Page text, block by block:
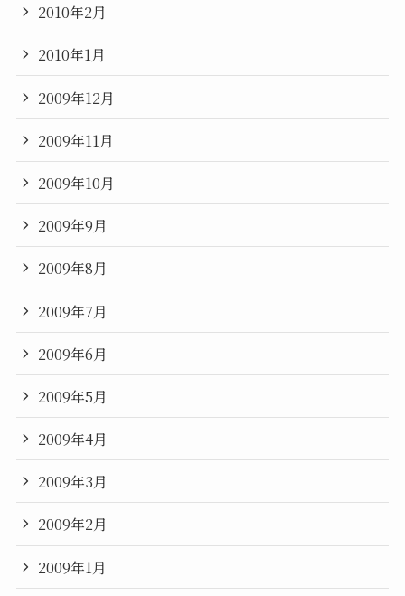
2010年2月
2010年1月
2009年12月
2009年11月
2009年10月
2009年9月
2009年8月
2009年7月
2009年6月
2009年5月
2009年4月
2009年3月
2009年2月
2009年1月